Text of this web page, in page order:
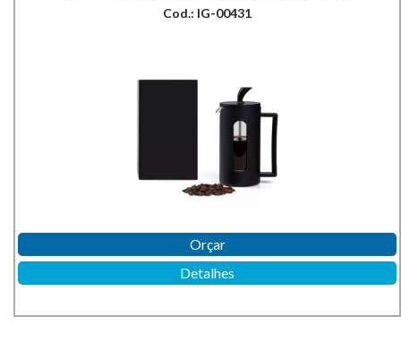
Cod.: IG-00431
Orçar
Detalhes